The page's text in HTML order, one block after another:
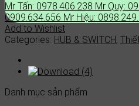
Mr Tấn: 0978.406.238 Mr Quy:
0909.634.656 Mr Hiệu:
Add to Wishlist
Categories: HUB & SWITCH,
Danh mục sản phẩm